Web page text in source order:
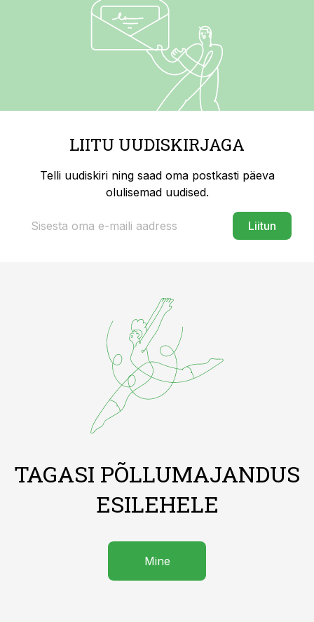
LIITU UUDISKIRJAGA
Telli uudiskiri ning saad oma postkasti päeva
olulisemad uudised.
Liitun
TAGASI PÕLLUMAJANDUS
ESILEHELE
Mine